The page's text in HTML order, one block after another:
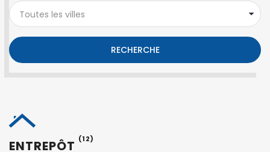
Toutes les villes
RECHERCHE
ENTREPÔT (12)